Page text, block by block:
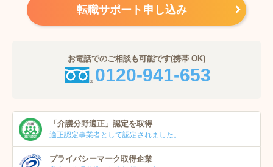
転職サポート申し込み
お電話でのご相談も可能です(携帯 OK)
0120-941-653
「介護分野適正」 認定を取得
適正認定事業者として認定されました。
プライバシーマーク取得企業